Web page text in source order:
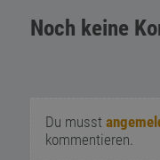
Noch keine
Du musst
kommentieren.